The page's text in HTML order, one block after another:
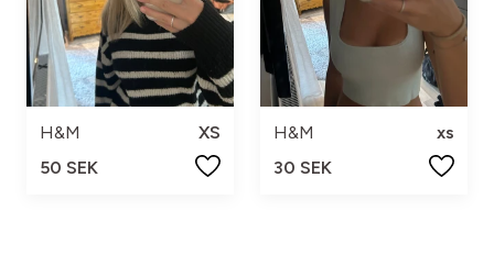
H&M
XS
50 SEK
H&M
xs
30 SEK